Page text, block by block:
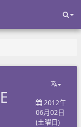
2012年
06月02日
(土曜日)